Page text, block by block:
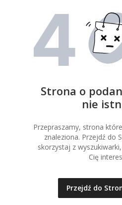
Strona o
nie
Przepraszamy, strona
znaleziona. Przejdź do
skorzystaj z
Cię
Przejdź do